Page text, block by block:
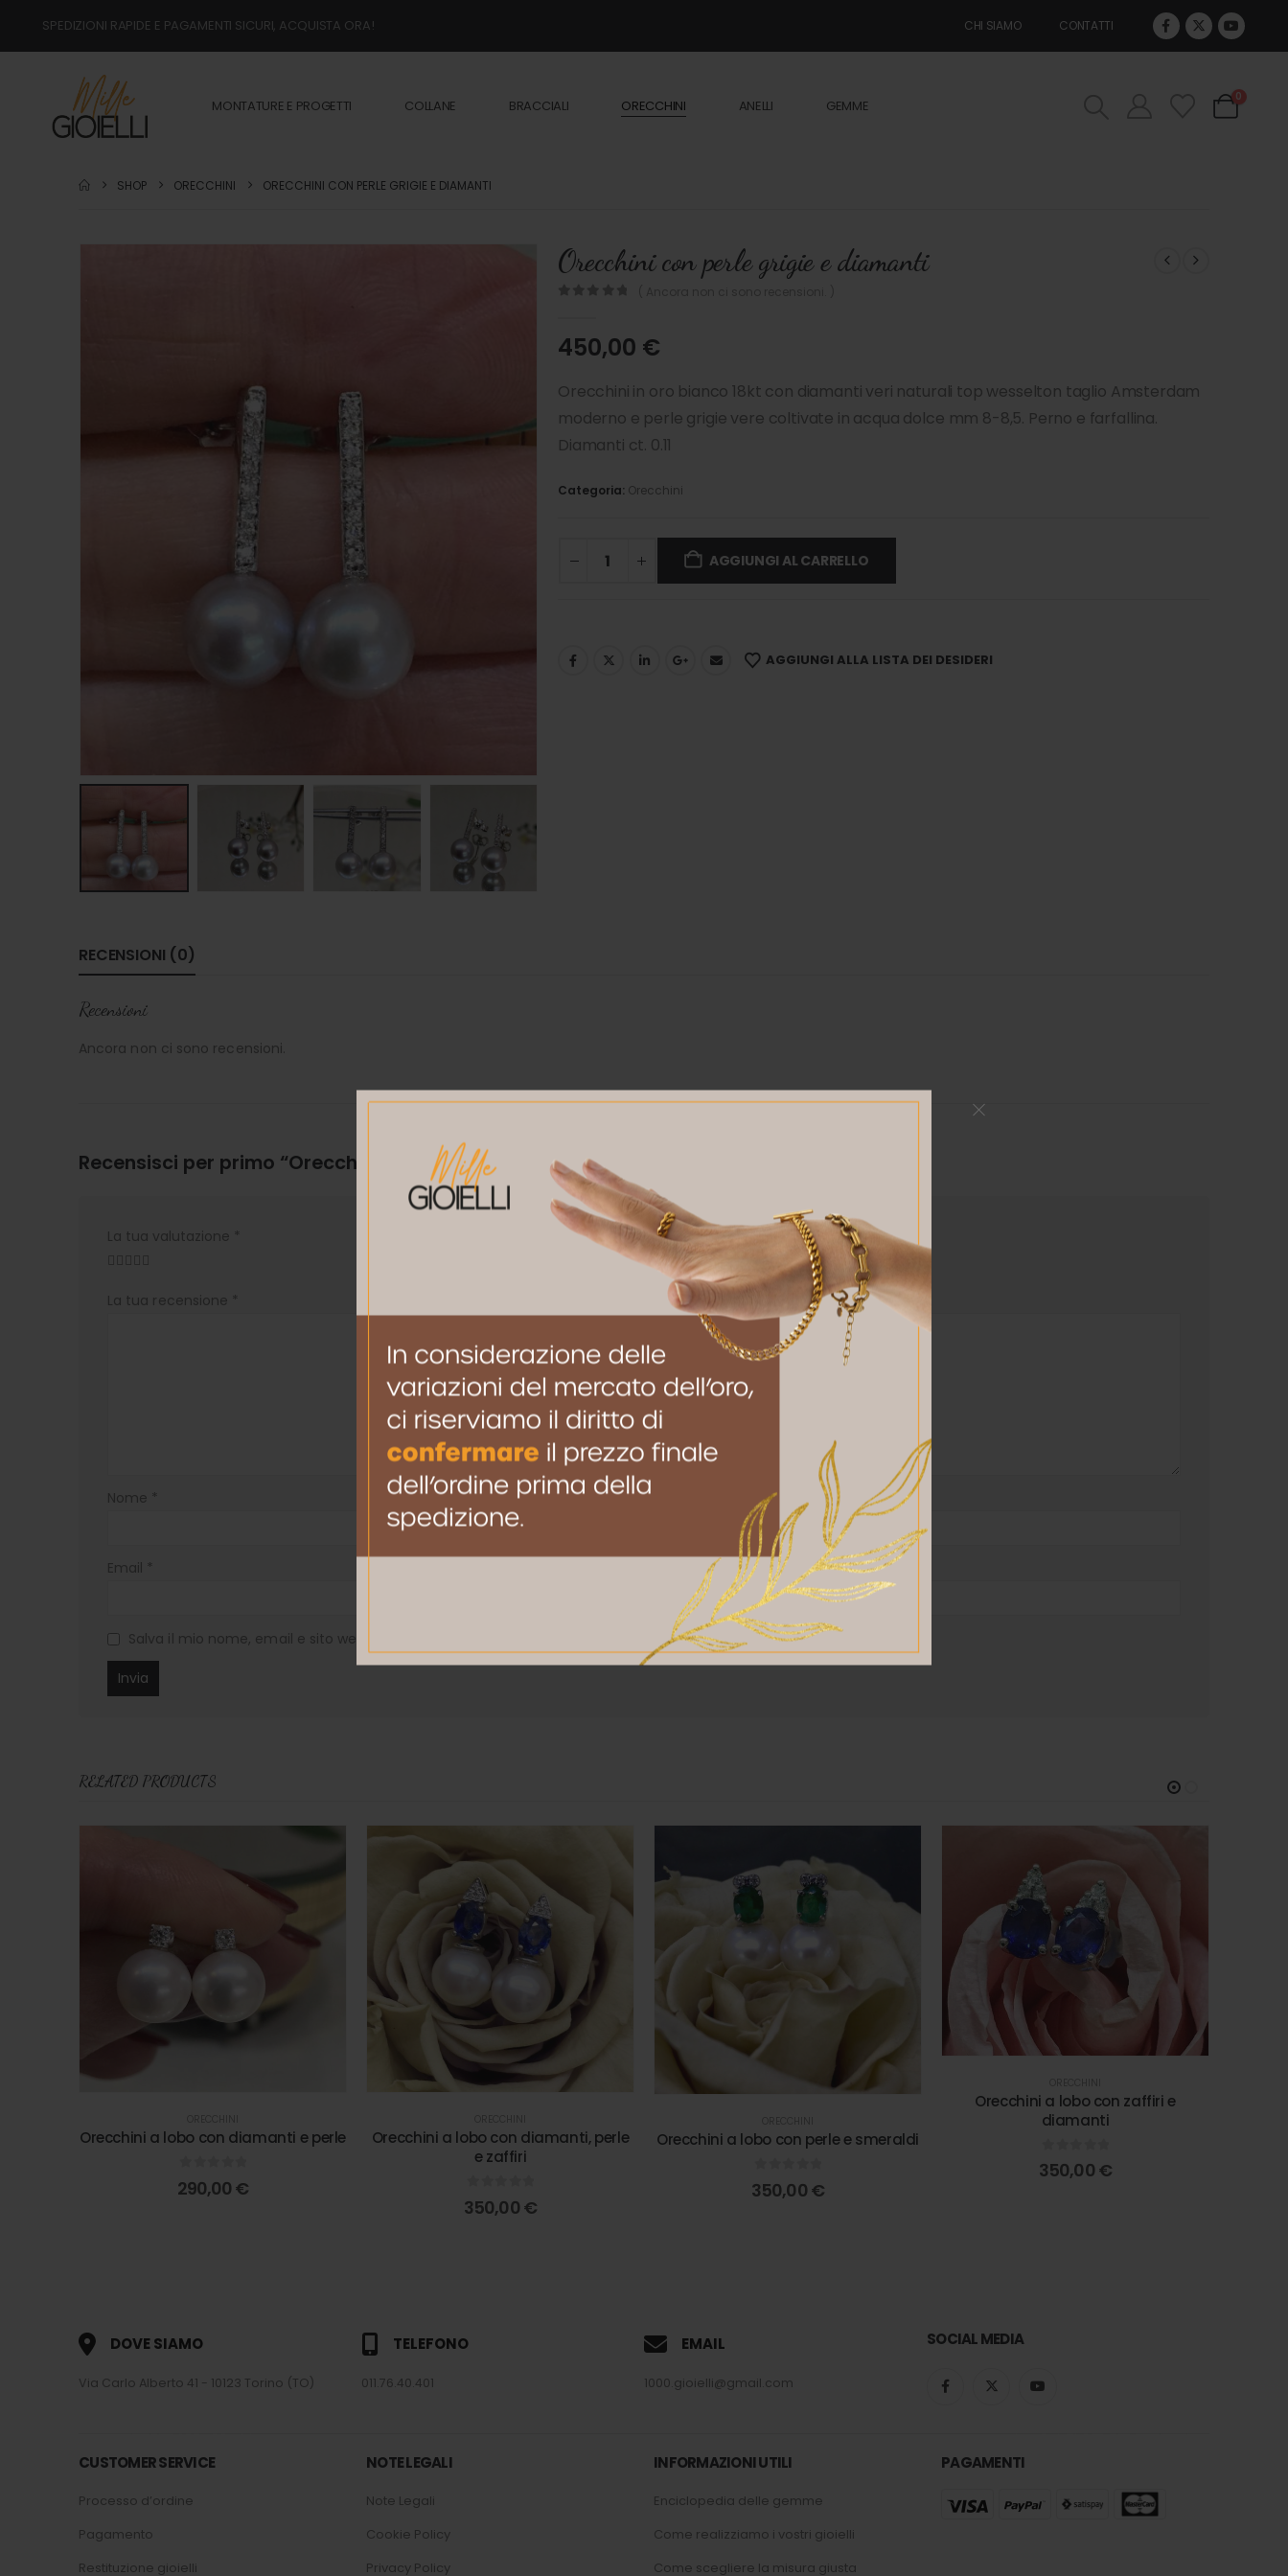
SPEDIZIONI RAPIDE E PAGAMENTI SICURI, ACQUISTA ORA! CHI SIAMO CONTATTI
MONTATURE E PROGETTI COLLANE BRACCIALI ORECCHINI ANELLI GEMME
0
SHOP ORECCHINI ORECCHINI CON PERLE GRIGIE E DIAMANTI
Orecchini con perle grigie e diamanti
450,00 €
Orecchini in oro bianco 18kt con diamanti veri naturali top wesselton taglio Amsterdam
moderno e perle grigie vere coltivate in acqua dolce mm 8-8,5. Perno e farfallina.
Diamanti ct. 0.11
Categoria: Orecchini
AGGIUNGI AL CARRELLO
AGGIUNGI ALLA LISTA DEI DESIDERI
RECENSIONI (0)
Recensioni
Ancora non ci sono recensioni.
Recensisci per primo “Orecchini con perle grigie e diamanti”
La tua valutazione *
La tua recensione *
Nome *
Email *
Salva il mio nome, email e sito web in questo browser per la prossima volta che commento.
RELATED PRODUCTS
Orecchini a lobo con diamanti e perle
290,00 €
Orecchini a lobo con diamanti, perle
e zaffiri
350,00 €
Orecchini a lobo con perle e smeraldi
350,00 €
Orecchini a lobo con zaffiri e
diamanti
0out of 5
350,00 €
DOVE SIAMO
Via Carlo Alberto 41 - 10123 Torino (TO)
TELEFONO
011.76.40.401
EMAIL
1000.gioielli@gmail.com
SOCIAL MEDIA
CUSTOMER SERVICE
Processo d’ordine
Pagamento
Restituzione gioielli
NOTE LEGALI
Note Legali
Cookie Policy
Privacy Policy
INFORMAZIONI UTILI
Enciclopedia delle gemme
Come realizziamo i vostri gioielli
Come scegliere la misura giusta
PAGAMENTI